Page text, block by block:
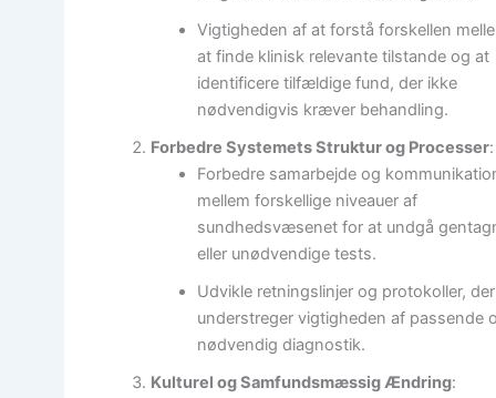
Vigtigheden af at forstå forskellen
at finde klinisk relevante tilstande og at
identificere tilfældige fund, der ikke
nødvendigvis kræver behandling.
Forbedre Systemets Struktur og Processer:
Forbedre samarbejde og
mellem forskellige niveauer af
sundhedsvæsenet for at undgå
eller unødvendige tests.
Udvikle retningslinjer og protokoller, der
understreger vigtigheden af passende
nødvendig diagnostik.
Kulturel og Samfundsmæssig Ændring: